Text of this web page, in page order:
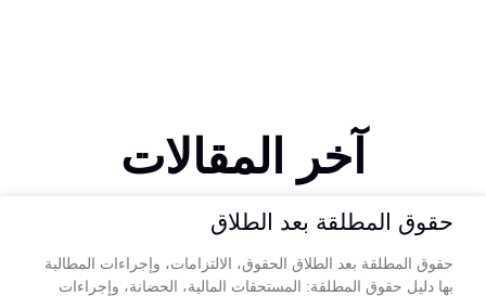
آخر المقالات
حقوق المطلقة بعد الطلاق
حقوق المطلقة بعد الطلاق الحقوق، الالتزامات، وإجراءات المطالبة
بها دليل حقوق المطلقة: المستحقات المالية، الحضانة، وإجراءات